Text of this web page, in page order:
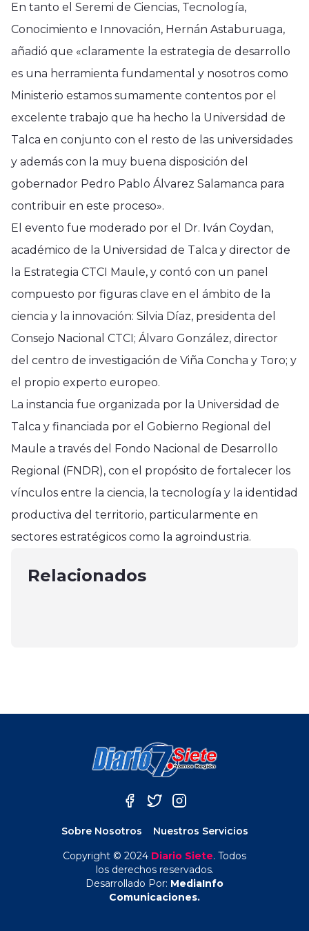
En tanto el Seremi de Ciencias, Tecnología,
Conocimiento e Innovación, Hernán Astaburuaga,
añadió que «claramente la estrategia de desarrollo
es una herramienta fundamental y nosotros como
Ministerio estamos sumamente contentos por el
excelente trabajo que ha hecho la Universidad de
Talca en conjunto con el resto de las universidades
y además con la muy buena disposición del
gobernador Pedro Pablo Álvarez Salamanca para
contribuir en este proceso».
El evento fue moderado por el Dr. Iván Coydan,
académico de la Universidad de Talca y director de
la Estrategia CTCI Maule, y contó con un panel
compuesto por figuras clave en el ámbito de la
ciencia y la innovación: Silvia Díaz, presidenta del
Consejo Nacional CTCI; Álvaro González, director
del centro de investigación de Viña Concha y Toro; y
el propio experto europeo.
La instancia fue organizada por la Universidad de
Talca y financiada por el Gobierno Regional del
Maule a través del Fondo Nacional de Desarrollo
Regional (FNDR), con el propósito de fortalecer los
vínculos entre la ciencia, la tecnología y la identidad
productiva del territorio, particularmente en
sectores estratégicos como la agroindustria.
Relacionados
Región del Maule
Autoridades y Carabineros en
campaña para evitar incendios
enero 5, 2025
Región del Maule
En Rauco se realizó taller sobre
exportación a pymes apícolas
Montt de San Javier en pasantía en
Sobre Nosotros
Nuestros Servicios
Copyright © 2024 Diario Siete. Todos
los derechos reservados.
Desarrollado Por: MediaInfo
Comunicaciones.